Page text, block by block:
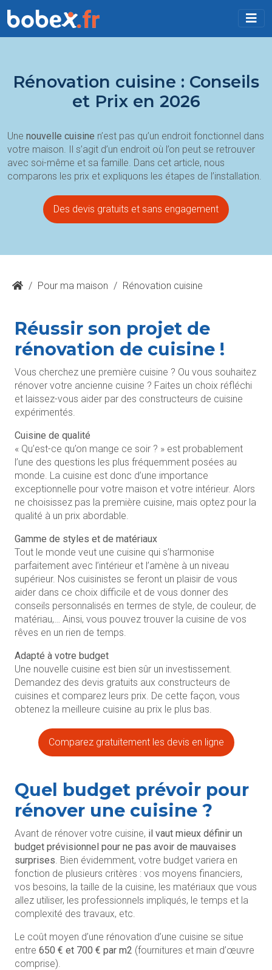
Rénovation cuisine : Conseils
et Prix en 2026
Une nouvelle cuisine n’est pas qu’un endroit fonctionnel dans
votre maison. Il s’agit d’un endroit où l’on peut se retrouver
avec soi-même et sa famille. Dans cet article, nous
comparons les prix et expliquons les étapes de l’installation.
Des devis gratuits et sans engagement
/ Pour ma maison / Rénovation cuisine
Réussir son projet de
rénovation de cuisine !
Vous cherchez une première cuisine ? Ou vous souhaitez
rénover votre ancienne cuisine ? Faites un choix réfléchi
et laissez-vous aider par des constructeurs de cuisine
expérimentés.
Cuisine de qualité
« Qu’est-ce qu’on mange ce soir ? » est probablement
l’une des questions les plus fréquemment posées au
monde. La cuisine est donc d’une importance
exceptionnelle pour votre maison et votre intérieur. Alors
ne choisissez pas la première cuisine, mais optez pour la
qualité à un prix abordable.
Gamme de styles et de matériaux
Tout le monde veut une cuisine qui s’harmonise
parfaitement avec l’intérieur et l’amène à un niveau
supérieur. Nos cuisinistes se feront un plaisir de vous
aider dans ce choix difficile et de vous donner des
conseils personnalisés en termes de style, de couleur, de
matériau,… Ainsi, vous pouvez trouver la cuisine de vos
rêves en un rien de temps.
Adapté à votre budget
Une nouvelle cuisine est bien sûr un investissement.
Demandez des devis gratuits aux constructeurs de
cuisines et comparez leurs prix. De cette façon, vous
obtenez la meilleure cuisine au prix le plus bas.
Comparez gratuitement les devis en ligne
Quel budget prévoir pour
rénover une cuisine ?
Avant de rénover votre cuisine, il vaut mieux définir un
budget prévisionnel pour ne pas avoir de mauvaises
surprises . Bien évidemment, votre budget variera en
fonction de plusieurs critères : vos moyens financiers,
vos besoins, la taille de la cuisine, les matériaux que vous
allez utiliser, les professionnels impliqués, le temps et la
complexité des travaux, etc.
Le coût moyen d’une rénovation d’une cuisine se situe
entre 650 € et 700 € par m2 (fournitures et main d’œuvre
comprise).